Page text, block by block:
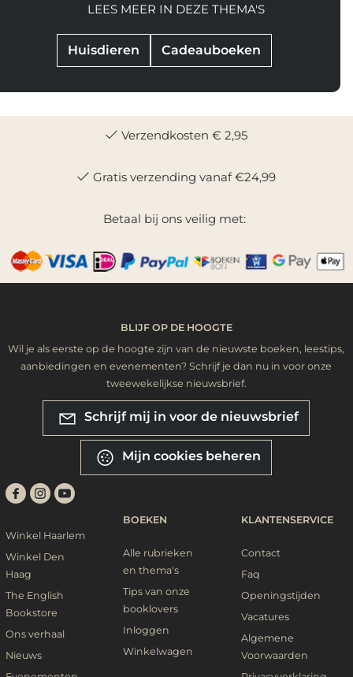
Huisdieren Cadeauboeken
LEES MEER IN DEZE THEMA'S
Verzendkosten € 2,95
Gratis verzending vanaf €24,99
Betaal bij ons veilig met:
BLIJF OP DE HOOGTE
Wil je als eerste op de hoogte zijn van de nieuwste boeken, leestips,
aanbiedingen en evenementen? Schrijf je dan nu in voor onze
tweewekelijkse nieuwsbrief.
Schrijf mij in voor de nieuwsbrief
Mijn cookies beheren
Winkel Haarlem
Winkel Den
Haag
The English
Bookstore
Ons verhaal
Nieuws
BOEKEN
Alle rubrieken
en thema's
Tips van onze
booklovers
Inloggen
Winkelwagen
KLANTENSERVICE
Contact
Faq
Openingstijden
Vacatures
Algemene
Voorwaarden